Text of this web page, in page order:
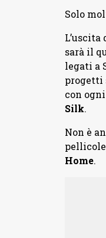
Solo
L’uscita
sarà il
legati a
progetti
con
Silk.
Non è
Home.